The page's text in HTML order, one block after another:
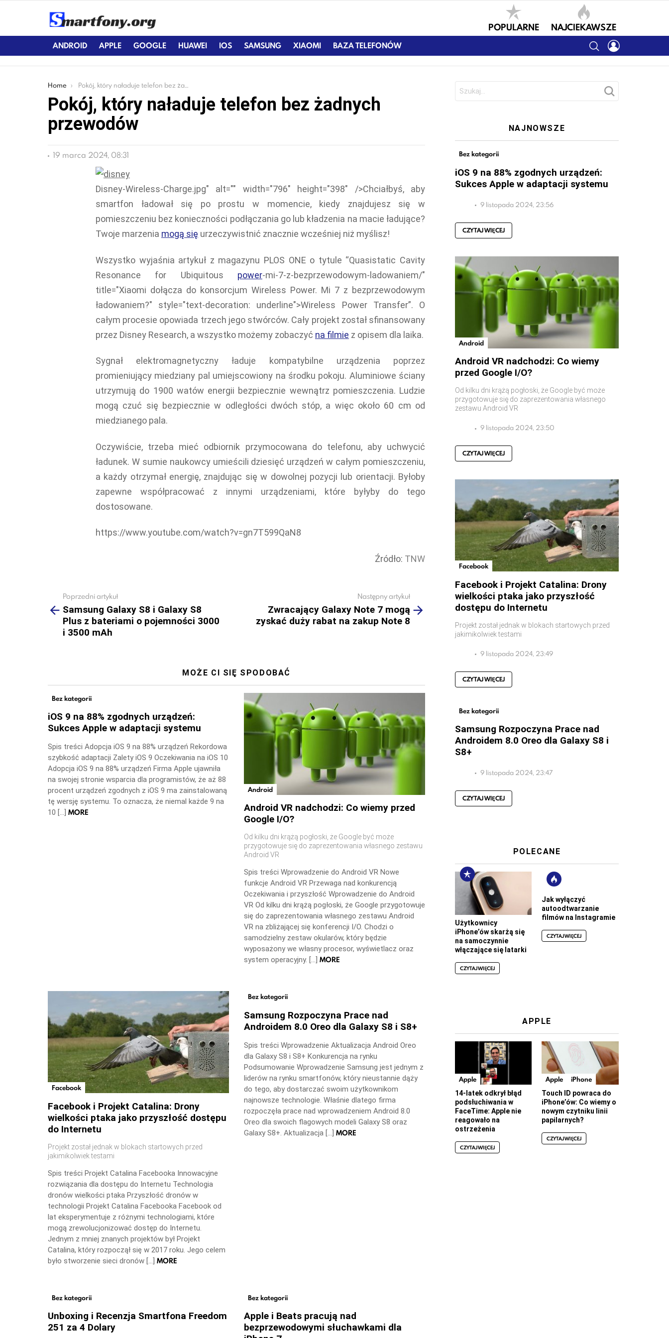
POPULARNE NAJCIEKAWSZE
ANDROID APPLE GOOGLE HUAWEI IOS SAMSUNG XIAOMI BAZA TELEFONÓW SEARCH
You are here:
Home Pokój, który naładuje telefon bez żadnych przewodów
Pokój, który naładuje telefon bez żadnych
przewodów
19 marca 2024, 08:31
Disney-Wireless-Charge.jpg" alt="" width="796" height="398" />Chciałbyś, aby
smartfon ładował się po prostu w momencie, kiedy znajdujesz się w
pomieszczeniu bez konieczności podłączania go lub kładzenia na macie ładujące?
Twoje marzenia mogą się urzeczywistnić znacznie wcześniej niż myślisz!
Wszystko wyjaśnia artykuł z magazynu PLOS ONE o tytule “Quasistatic Cavity
Resonance for Ubiquitous power-mi-7-z-bezprzewodowym-ladowaniem/"
title="Xiaomi dołącza do konsorcjum Wireless Power. Mi 7 z bezprzewodowym
ładowaniem?" style="text-decoration: underline">Wireless Power Transfer”. O
całym procesie opowiada trzech jego stwórców. Cały projekt został sfinansowany
przez Disney Research, a wszystko możemy zobaczyć na filmie z opisem dla laika.
Sygnał elektromagnetyczny ładuje kompatybilne urządzenia poprzez
promieniujący miedziany pal umiejscowiony na środku pokoju. Aluminiowe ściany
utrzymują do 1900 watów energii bezpiecznie wewnątrz pomieszczenia. Ludzie
mogą czuć się bezpiecznie w odległości dwóch stóp, a więc około 60 cm od
miedzianego pala.
Oczywiście, trzeba mieć odbiornik przymocowana do telefonu, aby uchwycić
ładunek. W sumie naukowcy umieścili dziesięć urządzeń w całym pomieszczeniu,
a każdy otrzymał energię, znajdując się w dowolnej pozycji lub orientacji. Byłoby
zapewne współpracować z innymi urządzeniami, które byłyby do tego
dostosowane.
https://www.youtube.com/watch?v=gn7T599QaN8
Źródło: TNW
more
Poprzedni artykuł
Samsung Galaxy S8 i Galaxy S8
Plus z bateriami o pojemności 3000
i 3500 mAh
Następny artykuł
Zwracający Galaxy Note 7 mogą
zyskać duży rabat na zakup Note 8
MOŻE CI SIĘ SPODOBAĆ
Bez kategorii
iOS 9 na 88% zgodnych urządzeń:
Sukces Apple w adaptacji systemu
Spis treści Adopcja iOS 9 na 88% urządzeń Rekordowa
szybkość adaptacji Zalety iOS 9 Oczekiwania na iOS 10
Adopcja iOS 9 na 88% urządzeń Firma Apple ujawniła
na swojej stronie wsparcia dla programistów, że aż 88
procent urządzeń zgodnych z iOS 9 ma zainstalowaną
tę wersję systemu. To oznacza, że niemal każde 9 na
10 […] MORE
Android
Android VR nadchodzi: Co wiemy przed
Google I/O?
Od kilku dni krążą pogłoski, że Google być może
przygotowuje się do zaprezentowania własnego zestawu
Android VR
Spis treści Wprowadzenie do Android VR Nowe
funkcje Android VR Przewaga nad konkurencją
Oczekiwania i przyszłość Wprowadzenie do Android
VR Od kilku dni krążą pogłoski, że Google przygotowuje
się do zaprezentowania własnego zestawu Android
VR na zbliżającej się konferencji I/O. Chodzi o
samodzielny zestaw okularów, który będzie
wyposażony we własny procesor, wyświetlacz oraz
system operacyjny. […] MORE
Facebook
Facebook i Projekt Catalina: Drony
wielkości ptaka jako przyszłość dostępu
do Internetu
Projekt został jednak w blokach startowych przed
jakimikolwiek testami
Spis treści Projekt Catalina Facebooka Innowacyjne
rozwiązania dla dostępu do Internetu Technologia
dronów wielkości ptaka Przyszłość dronów w
technologii Projekt Catalina Facebooka Facebook od
lat eksperymentuje z różnymi technologiami, które
mogą zrewolucjonizować dostęp do Internetu.
Jednym z mniej znanych projektów był Projekt
Catalina, który rozpoczął się w 2017 roku. Jego celem
było stworzenie sieci dronów […] MORE
Bez kategorii
Samsung Rozpoczyna Prace nad
Androidem 8.0 Oreo dla Galaxy S8 i S8+
Spis treści Wprowadzenie Aktualizacja Android Oreo
dla Galaxy S8 i S8+ Konkurencja na rynku
Podsumowanie Wprowadzenie Samsung jest jednym z
liderów na rynku smartfonów, który nieustannie dąży
do tego, aby dostarczać swoim użytkownikom
najnowsze technologie. Właśnie dlatego firma
rozpoczęła prace nad wprowadzeniem Android 8.0
Oreo dla swoich flagowych modeli Galaxy S8 oraz
Galaxy S8+. Aktualizacja […] MORE
Bez kategorii
Unboxing i Recenzja Smartfona Freedom
251 za 4 Dolary
Bez kategorii
Apple i Beats pracują nad
bezprzewodowymi słuchawkami dla
NAJNOWSZE
Bez kategorii
iOS 9 na 88% zgodnych urządzeń:
Sukces Apple w adaptacji systemu
9 listopada 2024, 23:56
CZYTAJ WIĘCEJ
Android
Android VR nadchodzi: Co wiemy
przed Google I/O?
Od kilku dni krążą pogłoski, że Google być może
przygotowuje się do zaprezentowania własnego
zestawu Android VR
9 listopada 2024, 23:50
CZYTAJ WIĘCEJ
Facebook
Facebook i Projekt Catalina: Drony
wielkości ptaka jako przyszłość
dostępu do Internetu
Projekt został jednak w blokach startowych przed
jakimikolwiek testami
9 listopada 2024, 23:49
CZYTAJ WIĘCEJ
Bez kategorii
Samsung Rozpoczyna Prace nad
Androidem 8.0 Oreo dla Galaxy S8 i
S8+
9 listopada 2024, 23:47
CZYTAJ WIĘCEJ
POLECANE
Użytkownicy
iPhone’ów skarżą się
na samoczynnie
włączające się latarki
CZYTAJ WIĘCEJ
Jak wyłączyć
autoodtwarzanie
filmów na Instagramie
CZYTAJ WIĘCEJ
APPLE
Apple
14-latek odkrył błąd
podsłuchiwania w
FaceTime: Apple nie
reagowało na
ostrzeżenia
CZYTAJ WIĘCEJ
Apple iPhone
Touch ID powraca do
iPhone’ów: Co wiemy o
nowym czytniku linii
papilarnych?
CZYTAJ WIĘCEJ